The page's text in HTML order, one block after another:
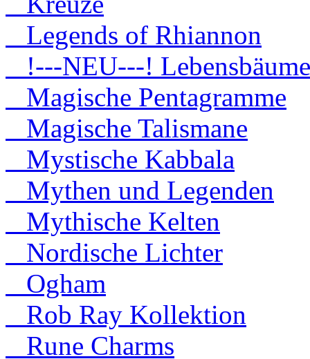
Legends of Rhiannon
!---NEU---! Lebensbäume
Magische Pentagramme
Magische Talismane
Mystische Kabbala
Mythen und Legenden
Mythische Kelten
Nordische Lichter
Ogham
Rob Ray Kollektion
Rune Charms